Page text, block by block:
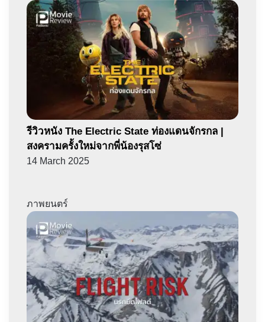
รีวิวหนัง The Electric State ท่องแดนจักรกล |
สงครามครั้งใหม่จากพี่น้องรุสโซ่
14 March 2025
ภาพยนตร์